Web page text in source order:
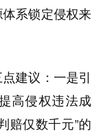
系锁定侵权来
建议：一是引
高侵权违法成
赔仅数千元”的